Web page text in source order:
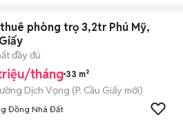
phòng trọ 3,2tr Phú Mỹ,
đầy đủ
tháng 33 m²
Dịch Vọng (P. Cầu Giấy mới)
Đồng Nhà Đất